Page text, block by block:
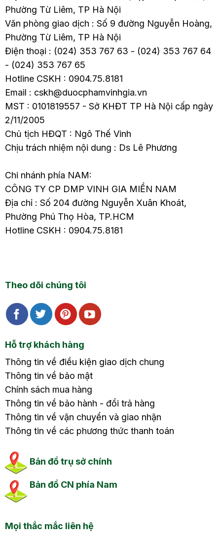
trong bài viết này.
Phường Từ Liêm, TP Hà Nội
Văn phòng giao dịch : Số 9 đường Nguyễn Hoàng,
Phường Từ Liêm, TP Hà Nội
Điện thoại : (024) 353 767 63 - (024) 353 767 64
- (024) 353 767 65
Hotline CSKH : 0904.75.8181
Email : cskh@duocphamvinhgia.vn
MST : 0101819557 - Sở KHĐT TP Hà Nội cấp ngày
2/11/2005
Chủ tịch HĐQT : Ngô Thế Vinh
Chịu trách nhiệm nội dung : Ds Lê Phương
Chi nhánh phía NAM:
CÔNG TY CP DMP VINH GIA MIỀN NAM
Địa chỉ : Số 204 đường Nguyễn Xuân Khoát,
Phường Phú Thọ Hòa, TP.HCM
Hotline CSKH : 0904.75.8181
Theo dõi chúng tôi
Hỗ trợ khách hàng
Thông tin về điều kiện giao dịch chung
Thông tin về bảo mật
Chính sách mua hàng
Thông tin về bảo hành - đổi trả hàng
Thông tin về vận chuyển và giao nhận
Thông tin về các phương thức thanh toán
Bản đồ trụ sở chính
Bản đồ CN phía Nam
Mọi thắc mắc liên hệ